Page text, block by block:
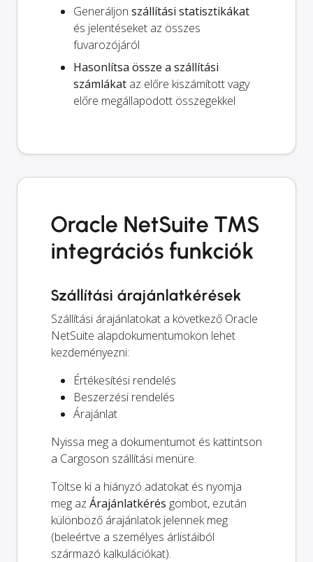
Generáljon szállítási statisztikákat
és jelentéseket az összes
fuvarozójáról
Hasonlítsa össze a szállítási
számlákat az előre kiszámított vagy
előre megállapodott összegekkel
Oracle NetSuite TMS
integrációs funkciók
Szállítási árajánlatkérések
Szállítási árajánlatokat a következő Oracle
NetSuite alapdokumentumokon lehet
kezdeményezni:
Értékesítési rendelés
Beszerzési rendelés
Árajánlat
Nyissa meg a dokumentumot és kattintson
a Cargoson szállítási menüre.
Töltse ki a hiányzó adatokat és nyomja
meg az Árajánlatkérés gombot, ezután
különböző árajánlatok jelennek meg
(beleértve a személyes árlistáiból
származó kalkulációkat).